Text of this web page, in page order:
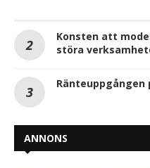
Konsten att
störa
ANNONS